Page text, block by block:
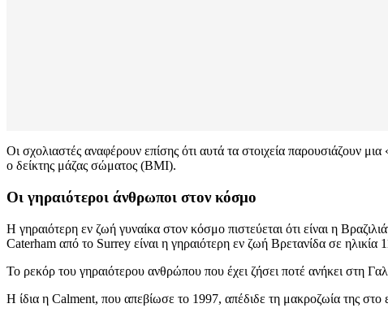
Οι σχολιαστές αναφέρουν επίσης ότι αυτά τα στοιχεία παρουσιάζουν
ο δείκτης μάζας σώματος (BMI).
Οι γηραιότεροι άνθρωποι στον κόσμο
Η γηραιότερη εν ζωή γυναίκα στον κόσμο πιστεύεται ότι είναι η
Caterham από το Surrey είναι η γηραιότερη εν ζωή Βρετανίδα σε
Το ρεκόρ του γηραιότερου ανθρώπου που έχει ζήσει ποτέ ανήκει στη
Η ίδια η Calment, που απεβίωσε το 1997, απέδιδε τη μακροζωία της στο